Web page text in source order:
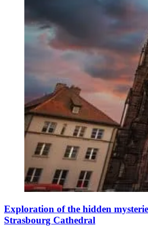
Exploration of the hidden
Strasbourg Cathedral